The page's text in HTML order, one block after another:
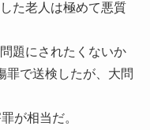
た老人は極めて悪質
題にされたくないか
罪で送検したが、大問
が相当だ。